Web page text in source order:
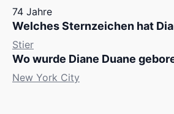
74 Jahre
Welches Sternzeichen hat
Stier
Wo wurde Diane Duane
New York City